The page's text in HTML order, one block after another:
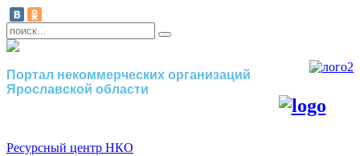
Портал некоммерческих организаций
Ярославской области
Ресурсный центр НКО